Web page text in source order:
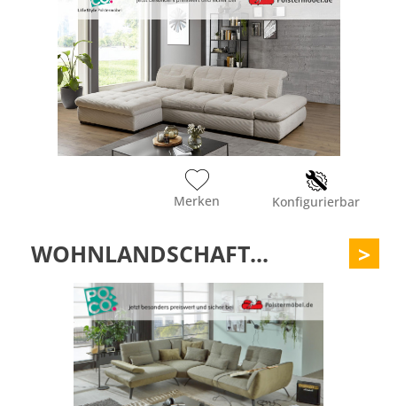
Merken Konfigurierbar
WOHNLANDSCHAFT... >